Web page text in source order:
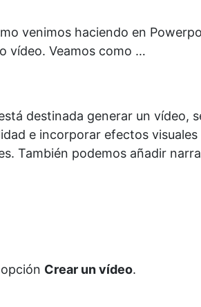
venimos haciendo en
vídeo. Veamos como …
destinada generar un vídeo,
e incorporar efectos visuales
También podemos añadir
Crear un vídeo.